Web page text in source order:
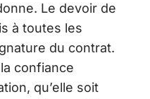
Le devoir de
à toutes les
du contrat.
confiance
qu’elle soit